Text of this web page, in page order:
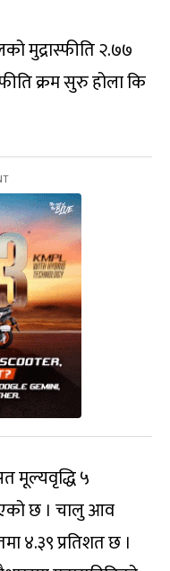
मुद्रास्फीति २.७७
क्रम सुरु होला कि
मूल्यवृद्धि ५
छ । चालु आव
४.३९ प्रतिशत छ ।